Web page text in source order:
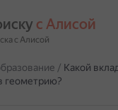
с Алисой
с Алисой
/ Какой
геометрию?